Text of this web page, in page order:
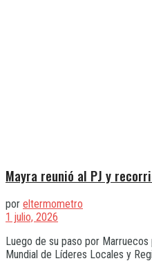
Mayra reunió al PJ y
por eltermometro
1 julio, 2026
Luego de su paso por
Mundial de Líderes Locales y